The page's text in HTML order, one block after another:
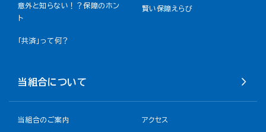
意外と知らない！？保障のホン
ト
賢い保障えらび
「共済」って何？
当組合について
当組合のご案内 アクセス